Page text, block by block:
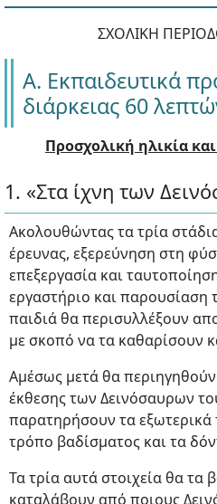
ΣΧΟΛΙΚΗ
Α. Εκπαιδευτικά
διάρκειας 60
Προσχολική ηλικία
1. «Στα ίχνη των
Ακολουθώντας τα τρία
έρευνας, εξερεύνηση στη
επεξεργασία και
εργαστήριο και
παιδιά θα περισυλλέξουν
με σκοπό να τα καθαρίσουν
Αμέσως μετά θα
έκθεσης των Δεινόσαυρων
παρατηρήσουν τα εξωτερικά
τρόπο βαδίσματος και τα
Τα τρία αυτά στοιχεία θα τα
καταλάβουν από ποιους